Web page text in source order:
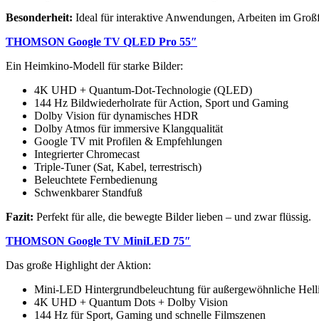
Besonderheit: Ideal für interaktive Anwendungen, Arbeiten im
THOMSON Google TV QLED Pro 55″
Ein Heimkino-Modell für starke Bilder:
4K UHD + Quantum-Dot-Technologie (QLED)
144 Hz Bildwiederholrate für Action, Sport und Gaming
Dolby Vision für dynamisches HDR
Dolby Atmos für immersive Klangqualität
Google TV mit Profilen & Empfehlungen
Integrierter Chromecast
Triple-Tuner (Sat, Kabel, terrestrisch)
Beleuchtete Fernbedienung
Schwenkbarer Standfuß
Fazit: Perfekt für alle, die bewegte Bilder lieben – und zwar flüssig.
THOMSON Google TV MiniLED 75″
Das große Highlight der Aktion:
Mini-LED Hintergrundbeleuchtung für außergewöhnliche
4K UHD + Quantum Dots + Dolby Vision
144 Hz für Sport, Gaming und schnelle Filmszenen